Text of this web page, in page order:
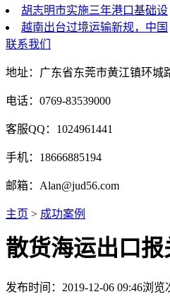
胡志明市实施三年港口基础设
越南出台过境运输新规，中国
联系我们
地址：广东省东莞市黄江镇环城
电话：0769-83539000
客服QQ：1024961441
手机：18666885194
邮箱：Alan@jud56.com
主页 > 成功案例
散货海运出口
发布时间：2019-12-06 09:46浏览